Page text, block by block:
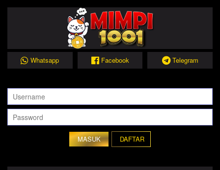
Whatsapp Facebook Telegram
DAFTAR